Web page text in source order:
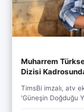
Muharrem
Dizisi
TimsBi imzalı, atv
'Güneşin Doğduğu
ediyor. Çağrı